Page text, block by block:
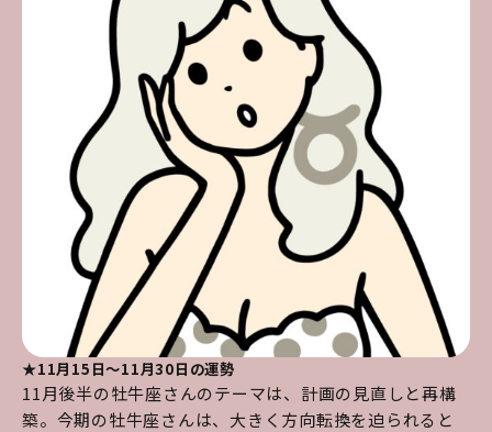
★11月15日～11月30日の運勢
11月後半の牡牛座さんのテーマは、計画の見直しと再構
築。今期の牡牛座さんは、大きく方向転換を迫られると